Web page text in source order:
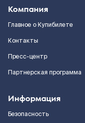
Компания
Главное о Купибилете
Контакты
Пресс-центр
Партнерская программа
Информация
Безопасность